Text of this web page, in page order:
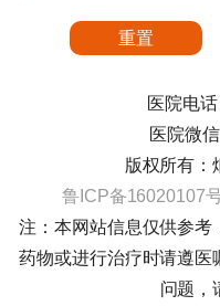
医院电
医院微
版权所有：
鲁ICP备16020107
注：本网站信息仅供参考
药物或进行治疗时请遵医
问题，